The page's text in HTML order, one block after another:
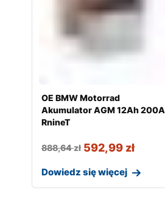
OE BMW Motorrad
Akumulator AGM 12Ah 200A
RnineT
888,64zł 592,99 zł
Dowiedz się więcej